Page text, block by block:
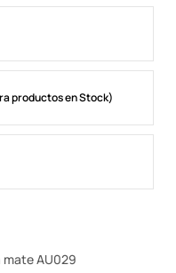
productos en Stock)
mate AU029